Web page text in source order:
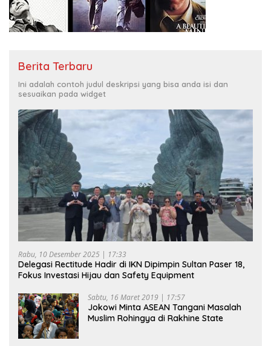
Berita Terbaru
Ini adalah contoh judul deskripsi yang bisa anda isi dan
sesuaikan pada widget
Rabu, 10 Desember 2025 | 17:33
Delegasi Rectitude Hadir di IKN Dipimpin Sultan Paser 18,
Fokus Investasi Hijau dan Safety Equipment
Sabtu, 16 Maret 2019 | 17:57
Jokowi Minta ASEAN Tangani Masalah
Muslim Rohingya di Rakhine State